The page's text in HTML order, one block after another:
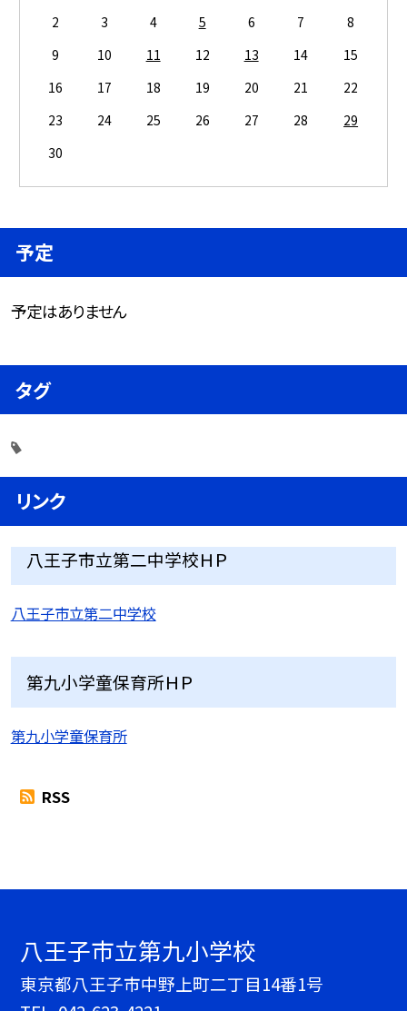
2
3 4 5 6 7
8
9
10 11 12 13 14
15
16
17 18 19 20 21
22
23
24 25 26 27 28
29
30
予定
予定はありません
タグ
リンク
八王子市立第二中学校ＨＰ
八王子市立第二中学校
第九小学童保育所ＨＰ
第九小学童保育所
RSS
八王子市立第九小学校
東京都八王子市中野上町二丁目14番1号